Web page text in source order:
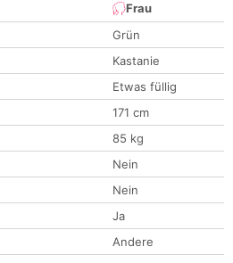
Frau
Grün
Kastanie
Etwas füllig
171 cm
85 kg
Nein
Nein
Ja
Andere